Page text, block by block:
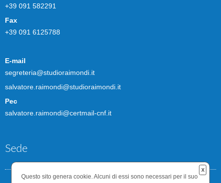
+39 091 582291
Fax
+39 091 6125788
E-mail
segreteria@studioraimondi.it
salvatore.raimondi@studioraimondi.it
Pec
salvatore.raimondi@certmail-cnf.it
Sede
Questo sito genera cookie. Alcuni di essi sono necessari per il suo
x